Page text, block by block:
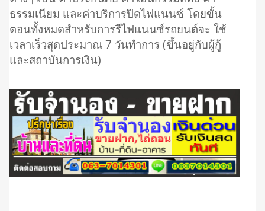
ธรรมเนียม และค่าบริการปิดไฟแนนซ์ โดยขั้น
ตอนทั้งหมดสำหรับการรีไฟแนนซ์รถยนต์จะ ใช้
เวลาเร็วสุดประมาณ 7 วันทำการ (ขึ้นอยู่กับผู้กู้
และสถาบันการเงิน)